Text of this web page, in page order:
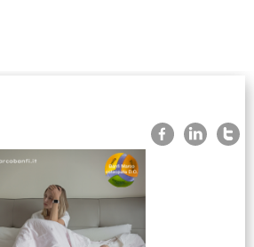
Chi sono
Osteopatia
Cosa tratto
Blog